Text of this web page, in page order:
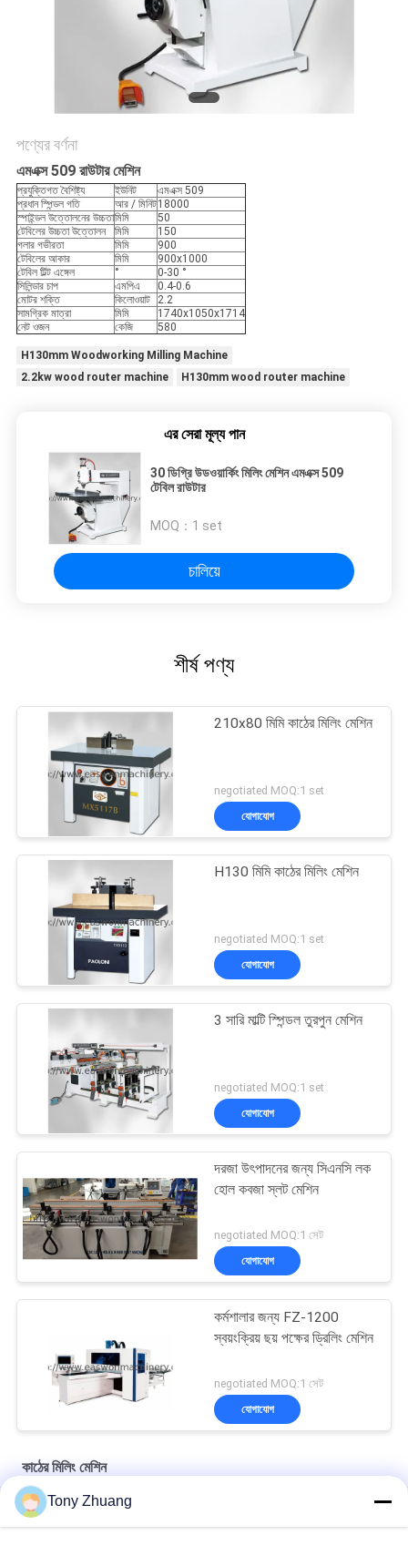
পণ্যের বর্ণনা
এমএক্স 509 রাউটার মেশিন
প্রযুক্তিগত বৈশিষ্ট্য ইউনিট
এমএক্স 509
প্রধান স্পিন্ডল গতি
আর / মিনিট18000
স্পাইন্ডল উত্তোলনের উচ্চতামিমি
50
টেবিলের উচ্চতা উত্তোলন
মিমি
150
গলার গভীরতা
মিমি
900
টেবিলের আকার
মিমি
900x1000
টেবিল টিল্ট এঙ্গেল
°
0-30 °
সিলিন্ডার চাপ
এমপিএ
0.4-0.6
মোটর শক্তি
কিলোওয়াট
2.2
সামগ্রিক মাত্রা
মিমি
1740x1050x1714
নেট ওজন
কেজি 580
H130mm Woodworking Milling Machine
2.2kw wood router machine
H130mm wood router machine
এর সেরা মূল্য পান
30 ডিগ্রি উডওয়ার্কিং মিলিং মেশিন এমএক্স 509
টেবিল রাউটার
MOQ： 1 set
চালিয়ে
শীর্ষ পণ্য
210x80 মিমি কাঠের মিলিং মেশিন
negotiated MOQ:1 set
যোগাযোগ
H130 মিমি কাঠের মিলিং মেশিন
negotiated MOQ:1 set
যোগাযোগ
3 সারি মাল্টি স্পিন্ডল তুরপুন মেশিন
negotiated MOQ:1 set
যোগাযোগ
দরজা উৎপাদনের জন্য সিএনসি লক
হোল কবজা স্লট মেশিন
negotiated MOQ:1 সেট
যোগাযোগ
কর্মশালার জন্য FZ-1200
স্বয়ংক্রিয় ছয় পক্ষের ড্রিলিং মেশিন
negotiated MOQ:1 সেট
যোগাযোগ
কাঠের মিলিং মেশিন
উল্লম্ব ডায়া 35 মিমি কাঠের মিলিং মেশিন একক স্পিন্ডেল le
Tony Zhuang